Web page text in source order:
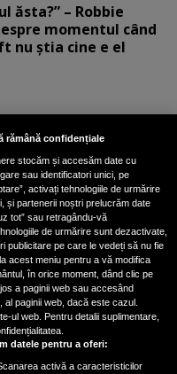
ăsta?” – Robbie
momentul când
nu știa cine e el
solistul trupei
şi-a arătat talentul
un concurs în Franţa
acuzată de agresiune
Detalii șocante
lăudat pe...
rămână confidențiale
stocăm și accesăm date cu
sau identificatori unici, pe
activați tehnologiile de urmărire
și partenerii noștri prelucrăm date
tot” sau retragându-vă
de urmărire sunt dezactivate,
publicitare pe care le vedeți să nu fie
acest meniu pentru a vă modifica
în orice moment, dând clic pe
a paginii web sau accesând
paginii web, dacă este cazul.
ul web. Pentru detalii suplimentare,
datele pentru a oferi:
activă a caracteristicilor